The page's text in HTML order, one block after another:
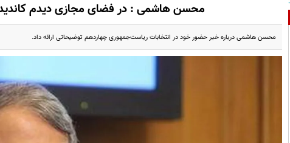
محسن هاشمی : در فضای مجازی دیدم
محسن هاشمی درباره خبر حضور خود در انتخابات ریاست‌جمهوری چهاردهم توضیحاتی ارائه داد.